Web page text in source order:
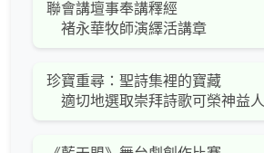
聯會講壇事奉講釋經
褚永華牧師演繹活講章
珍寶重尋：聖詩集裡的寶藏
適切地選取崇拜詩歌可榮神益人